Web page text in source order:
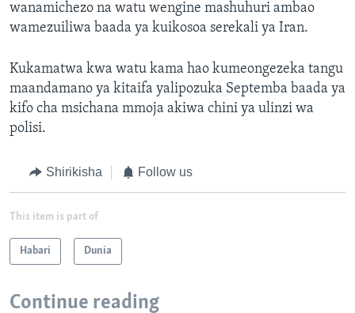
wanamichezo na watu wengine mashuhuri ambao
wamezuiliwa baada ya kuikosoa serekali ya Iran.
Kukamatwa kwa watu kama hao kumeongezeka tangu
maandamano ya kitaifa yalipozuka Septemba baada ya
kifo cha msichana mmoja akiwa chini ya ulinzi wa
polisi.
Shirikisha Follow us
This item is part of
Habari Dunia
Continue reading